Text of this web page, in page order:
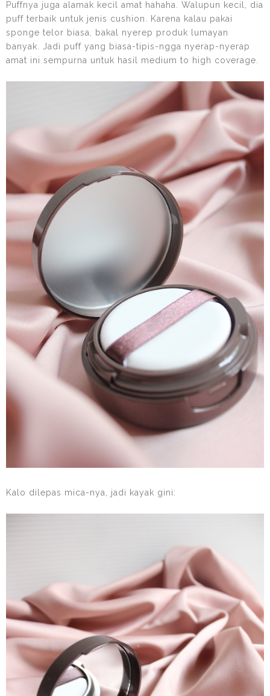
Puffnya juga alamak kecil amat hahaha. Walupun kecil, dia
puff terbaik untuk jenis cushion. Karena kalau pakai
sponge telor biasa, bakal nyerep produk lumayan
banyak. Jadi puff yang biasa-tipis-ngga nyerap-nyerap
amat ini sempurna untuk hasil medium to high coverage.
Kalo dilepas mica-nya, jadi kayak gini: